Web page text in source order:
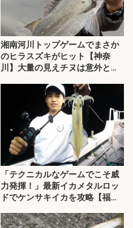
湘南河川トップゲームでまさか
のヒラスズキがヒット【神奈
川】大量の見えチヌは意外と難
「テクニカルなゲームでこそ威
力発揮！」最新イカメタルロッ
ドでケンサキイカを攻略【福